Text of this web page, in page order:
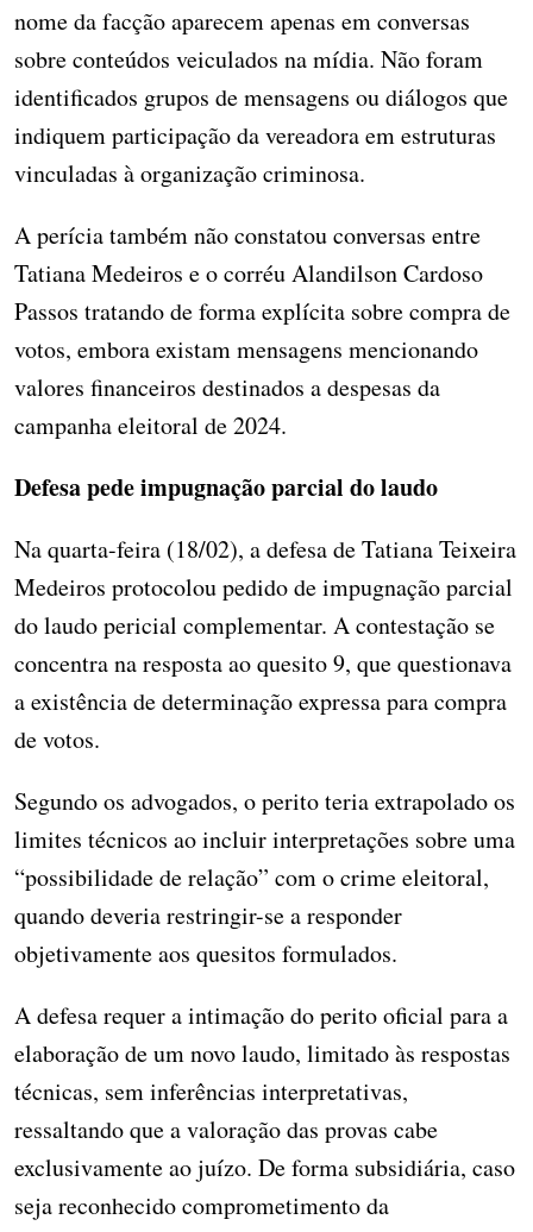
nome da facção aparecem apenas em conversas
sobre conteúdos veiculados na mídia. Não foram
identificados grupos de mensagens ou diálogos que
indiquem participação da vereadora em estruturas
vinculadas à organização criminosa.
A perícia também não constatou conversas entre
Tatiana Medeiros e o corréu Alandilson Cardoso
Passos tratando de forma explícita sobre compra de
votos, embora existam mensagens mencionando
valores financeiros destinados a despesas da
campanha eleitoral de 2024.
Defesa pede impugnação parcial do laudo
Na quarta-feira (18/02), a defesa de Tatiana Teixeira
Medeiros protocolou pedido de impugnação parcial
do laudo pericial complementar. A contestação se
concentra na resposta ao quesito 9, que questionava
a existência de determinação expressa para compra
de votos.
Segundo os advogados, o perito teria extrapolado os
limites técnicos ao incluir interpretações sobre uma
“possibilidade de relação” com o crime eleitoral,
quando deveria restringir-se a responder
objetivamente aos quesitos formulados.
A defesa requer a intimação do perito oficial para a
elaboração de um novo laudo, limitado às respostas
técnicas, sem inferências interpretativas,
ressaltando que a valoração das provas cabe
exclusivamente ao juízo. De forma subsidiária, caso
seja reconhecido comprometimento da